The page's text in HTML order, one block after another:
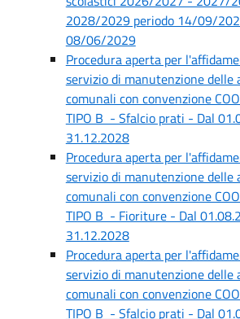
2028/2029 periodo 14/09/
08/06/2029
Procedura aperta per
servizio di manutenzione delle
comunali con convenzione
TIPO B - Sfalcio prati - Dal
31.12.2028
Procedura aperta per
servizio di manutenzione delle
comunali con convenzione
TIPO B - Fioriture - Dal
31.12.2028
Procedura aperta per
servizio di manutenzione delle
comunali con convenzione
TIPO B - Sfalcio prati - Dal